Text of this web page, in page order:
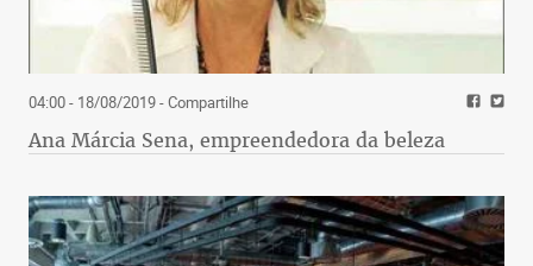
04:00 - 18/08/2019- Compartilhe
Ana Márcia Sena, empreendedora da beleza